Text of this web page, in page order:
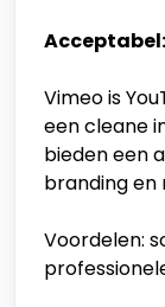
Vimeo is
een cleane
bieden een
branding en
Voordelen: